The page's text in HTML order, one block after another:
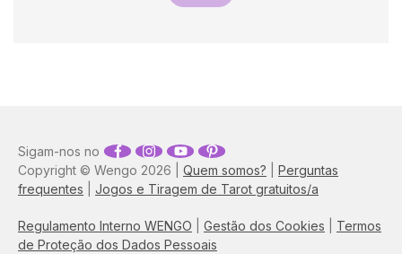
Copyright © Wengo 2026 | Quem somos?
Perguntas
frequentes
Jogos e Tiragem de Tarot gratuitos/a
Regulamento Interno WENGO Gestão dos Cookies
Termos
de Proteção dos Dados Pessoais
Sigam-nos no